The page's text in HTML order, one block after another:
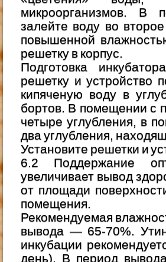
микроорганизмов. В
залейте воду во
повышенной
решетку в корпус.
Подготовка
решетку и устройство
кипяченую воду в
бортов. В помещении с
четыре углубления, в
два углубления,
Установите решетки и
6.2 Поддержание
увеличивает вывод
от площади
помещения.
Рекомендуемая
вывода — 65-70%.
инкубации
день). В период